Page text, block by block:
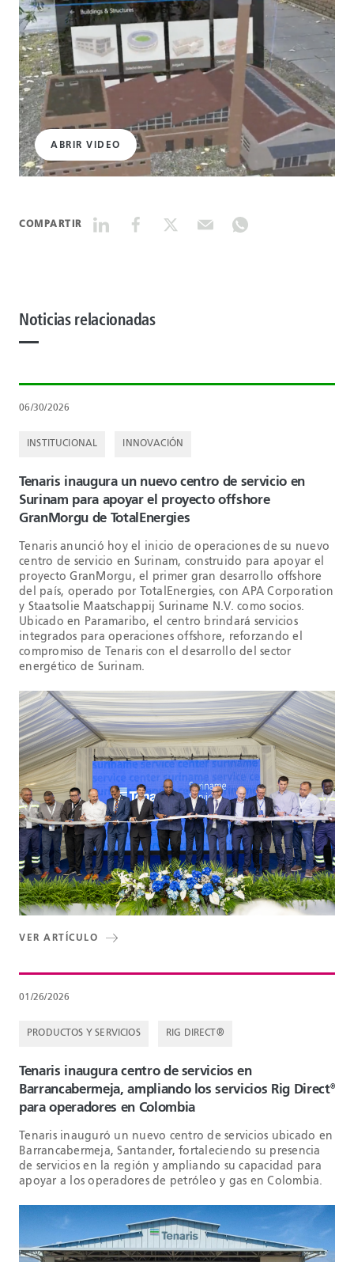
ABRIR VIDEO
COMPARTIR
Noticias relacionadas
06/30/2026
INSTITUCIONAL INNOVACIÓN
Tenaris inaugura un nuevo centro de servicio en
Surinam para apoyar el proyecto offshore
GranMorgu de TotalEnergies
Tenaris anunció hoy el inicio de operaciones de su nuevo
centro de servicio en Surinam, construido para apoyar el
proyecto GranMorgu, el primer gran desarrollo offshore
del país, operado por TotalEnergies, con APA Corporation
y Staatsolie Maatschappij Suriname N.V. como socios.
Ubicado en Paramaribo, el centro brindará servicios
integrados para operaciones offshore, reforzando el
compromiso de Tenaris con el desarrollo del sector
energético de Surinam.
VER ARTÍCULO
01/26/2026
PRODUCTOS Y SERVICIOS RIG DIRECT®
Tenaris inaugura centro de servicios en
Barrancabermeja, ampliando los servicios Rig Direct®
para operadores en Colombia
Tenaris inauguró un nuevo centro de servicios ubicado en
Barrancabermeja, Santander, fortaleciendo su presencia
de servicios en la región y ampliando su capacidad para
apoyar a los operadores de petróleo y gas en Colombia.